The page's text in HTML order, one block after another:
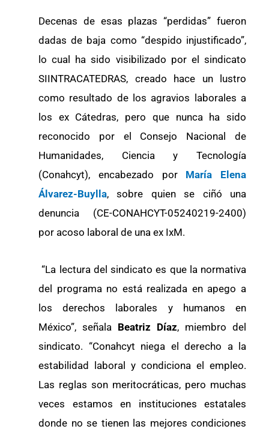
Decenas de esas plazas “perdidas” fueron
dadas de baja como “despido injustificado”,
lo cual ha sido visibilizado por el sindicato
SIINTRACATEDRAS, creado hace un lustro
como resultado de los agravios laborales a
los ex Cátedras, pero que nunca ha sido
reconocido por el Consejo Nacional de
Humanidades, Ciencia y Tecnología
(Conahcyt), encabezado porMaría Elena
Álvarez-Buylla, sobre quien se ciñó una
denuncia (CE-CONAHCYT-05240219-2400)
por acoso laboral de una ex IxM.
“La lectura del sindicato es que la normativa
del programa no está realizada en apego a
los derechos laborales y humanos en
México”, señala Beatriz Díaz, miembro del
sindicato. “Conahcyt niega el derecho a la
estabilidad laboral y condiciona el empleo.
Las reglas son meritocráticas, pero muchas
veces estamos en instituciones estatales
donde no se tienen las mejores condiciones